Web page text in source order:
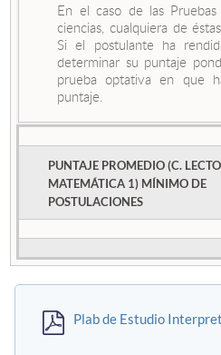
En el caso de las
ciencias, cualquiera de
Si el postulante ha
determinar su puntaje
prueba optativa en que
puntaje.
PUNTAJE PROMEDIO (C.
MATEMÁTICA 1) MÍNIMO DE
POSTULACIONES
Plab de Estudio